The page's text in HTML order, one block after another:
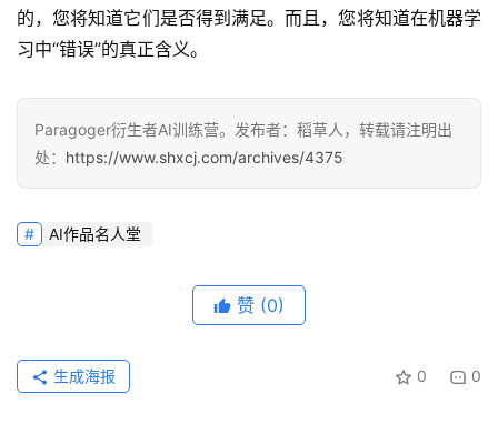
的，您将知道它们是否得到满足。而且，您将知道在机器学
习中“错误”的真正含义。
Paragoger衍生者AI训练营。发布者：稻草人，转载请注明出
处： https://www.shxcj.com/archives/4375
AI作品名人堂
赞 (0)
0 0
生成海报